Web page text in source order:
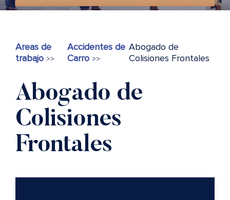
Areas de
trabajo >>
Accidentes de
Carro >>
Abogado de
Colisiones Frontales
Abogado de
Colisiones
Frontales